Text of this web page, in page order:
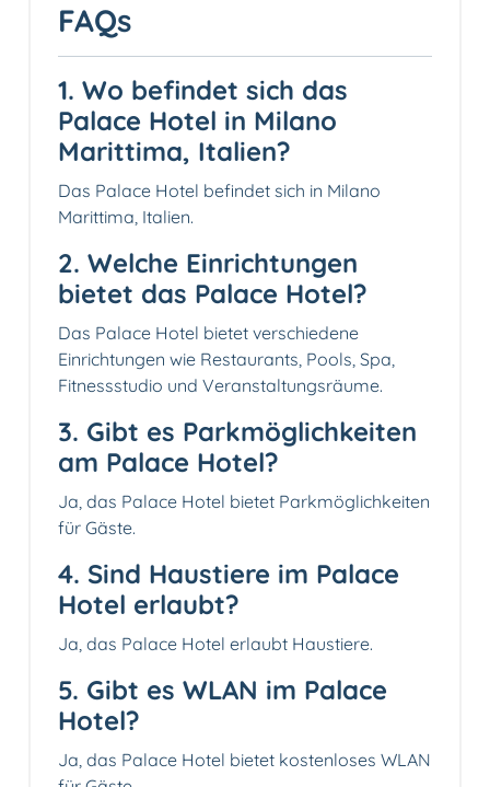
FAQs
1. Wo befindet sich das
Palace Hotel in Milano
Marittima, Italien?
Das Palace Hotel befindet sich in Milano
Marittima, Italien.
2. Welche Einrichtungen
bietet das Palace Hotel?
Das Palace Hotel bietet verschiedene
Einrichtungen wie Restaurants, Pools, Spa,
Fitnessstudio und Veranstaltungsräume.
3. Gibt es Parkmöglichkeiten
am Palace Hotel?
Ja, das Palace Hotel bietet Parkmöglichkeiten
für Gäste.
4. Sind Haustiere im Palace
Hotel erlaubt?
Ja, das Palace Hotel erlaubt Haustiere.
5. Gibt es WLAN im Palace
Hotel?
Ja, das Palace Hotel bietet kostenloses WLAN